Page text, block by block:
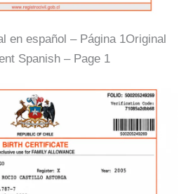
en español – Página 1Original
Spanish – Page 1